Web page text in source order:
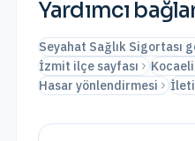
Yardımcı
Seyahat Sağlık Sigortası
İzmit ilçe sayfası
Hasar yönlendirmesi